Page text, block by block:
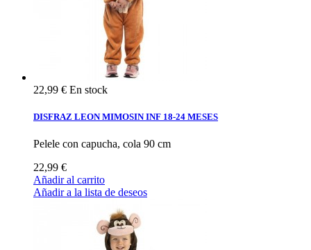
22,99 € En stock
DISFRAZ LEON MIMOSIN INF 18-24 MESES
Pelele con capucha, cola 90 cm
22,99 €
Añadir al carrito
Añadir a la lista de deseos